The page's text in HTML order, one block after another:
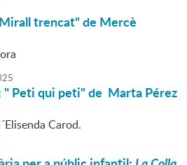
trencat" de Mercè
" Peti qui peti" de Marta Pérez
Carod.